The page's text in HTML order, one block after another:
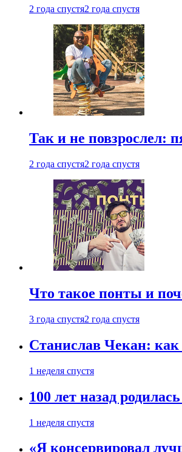
2 года спустя2 года спустя
Так и не повзрослел:
2 года спустя2 года спустя
Что такое понты и
3 года спустя2 года спустя
Станислав Чекан: как
1 неделя спустя
100 лет назад
1 неделя спустя
«Я консервировал